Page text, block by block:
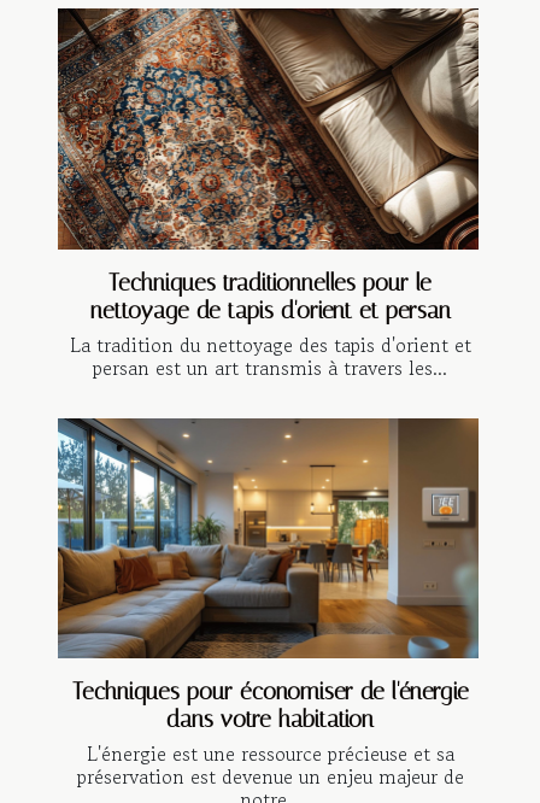
Techniques traditionnelles pour le
nettoyage de tapis d'orient et persan
La tradition du nettoyage des tapis d'orient et
persan est un art transmis à travers les...
Techniques pour économiser de l'énergie
dans votre habitation
L'énergie est une ressource précieuse et sa
préservation est devenue un enjeu majeur de